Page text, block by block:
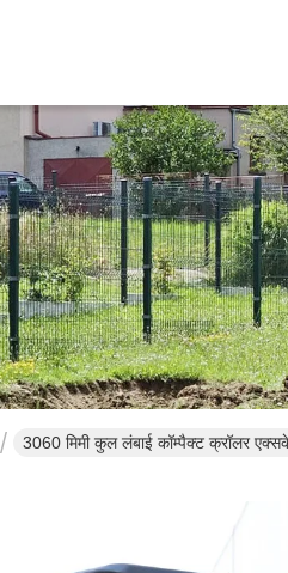
3060 मिमी कुल लंबाई कॉम्पैक्ट क्रॉलर